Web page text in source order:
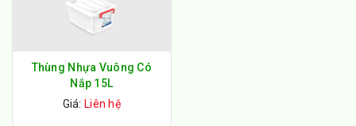
Thùng Nhựa Vuông Có
Nắp 15L
Giá: Liên hệ